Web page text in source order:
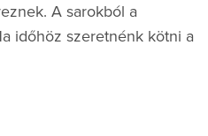
A sarokból a
időhöz szeretnénk kötni a